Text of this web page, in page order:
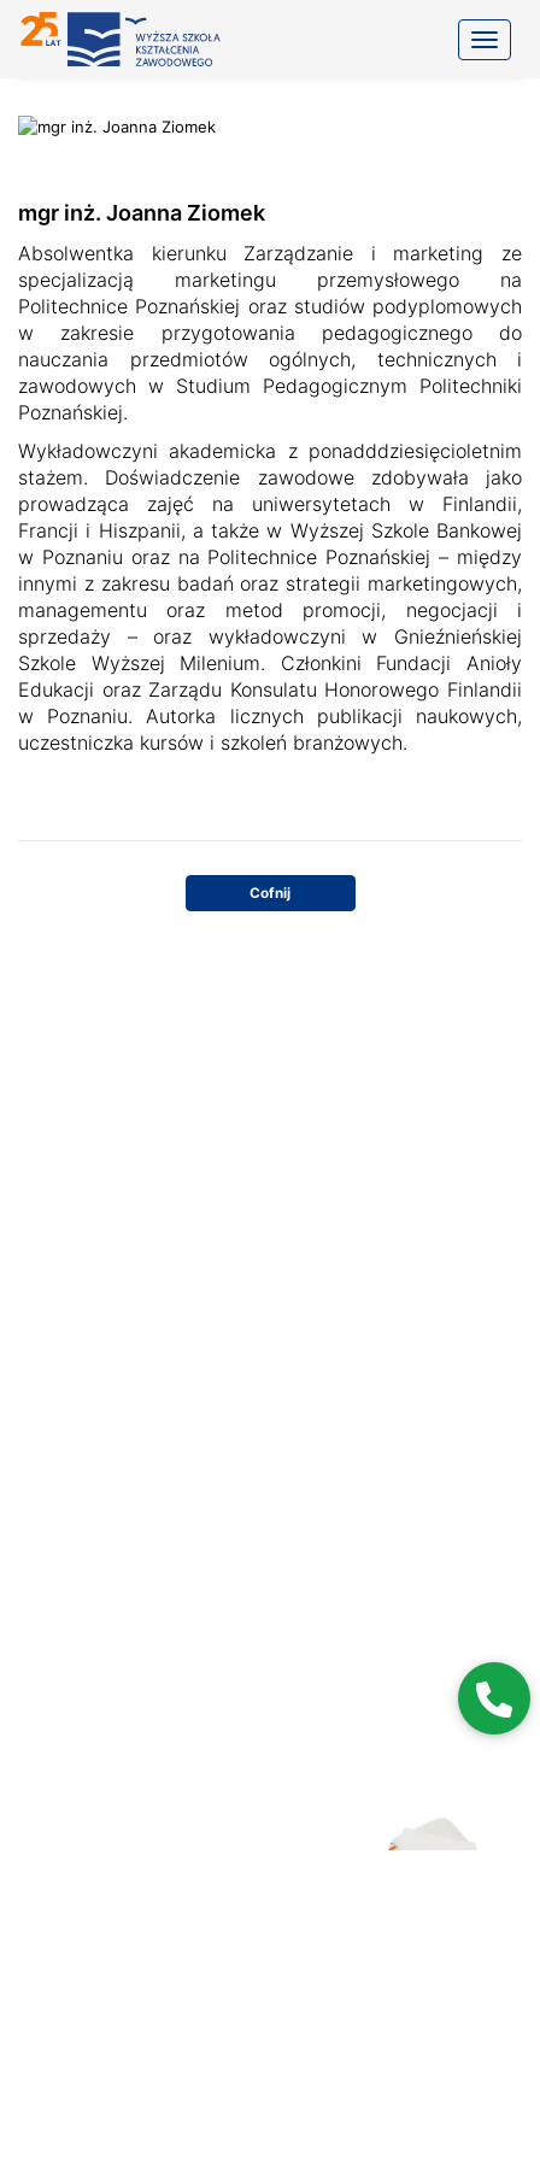
mgr inż. Joanna Ziomek
Absolwentka kierunku Zarządzanie i marketing ze
specjalizacją marketingu przemysłowego na
Politechnice Poznańskiej oraz studiów podyplomowych
w zakresie przygotowania pedagogicznego do
nauczania przedmiotów ogólnych, technicznych i
zawodowych w Studium Pedagogicznym Politechniki
Poznańskiej.
Wykładowczyni akademicka z ponadddziesięcioletnim
stażem. Doświadczenie zawodowe zdobywała jako
prowadząca zajęć na uniwersytetach w Finlandii,
Francji i Hiszpanii, a także w Wyższej Szkole Bankowej
w Poznaniu oraz na Politechnice Poznańskiej – między
innymi z zakresu badań oraz strategii marketingowych,
managementu oraz metod promocji, negocjacji i
sprzedaży – oraz wykładowczyni w Gnieźnieńskiej
Szkole Wyższej Milenium. Członkini Fundacji Anioły
Edukacji oraz Zarządu Konsulatu Honorowego Finlandii
w Poznaniu. Autorka licznych publikacji naukowych,
uczestniczka kursów i szkoleń branżowych.